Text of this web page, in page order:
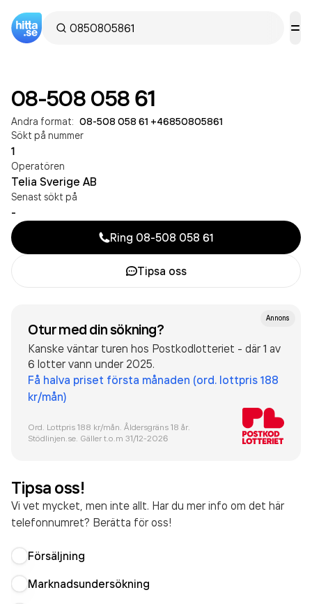
08-508 058 61
Andra format: 08-508 058 61 +46850805861
Sökt på nummer
1
Operatören
Telia Sverige AB
Senast sökt på
-
Ring 08-508 058 61
Tipsa oss
Annons
Otur med din sökning?
Kanske väntar turen hos Postkodlotteriet - där 1 av
6 lotter vann under 2025.
Få halva priset första månaden (ord. lottpris 188
kr/mån)
Ord. Lottpris 188 kr/mån. Åldersgräns 18 år.
Stödlinjen.se. Gäller t.o.m 31/12-2026
Tipsa oss!
Vi vet mycket, men inte allt. Har du mer info om det här
telefonnumret? Berätta för oss!
Försäljning
Marknadsundersökning